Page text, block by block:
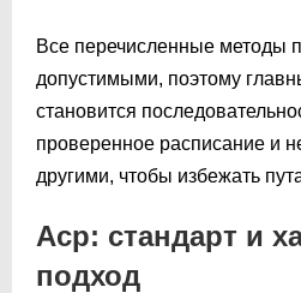
Все перечисленные методы
допустимыми, поэтому
становится
проверенное расписание и
другими, чтобы избежать
Аср: стандарт и
подход